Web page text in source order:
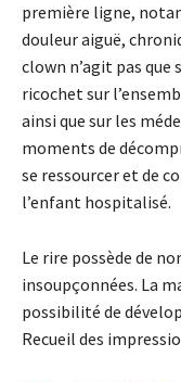
première ligne,
douleur aiguë,
clown n’agit pas
ricochet sur
ainsi que sur les
moments de
se ressourcer et de
l’enfant hospitalisé.
Le rire possède de
insoupçonnées. La
possibilité de
Recueil des